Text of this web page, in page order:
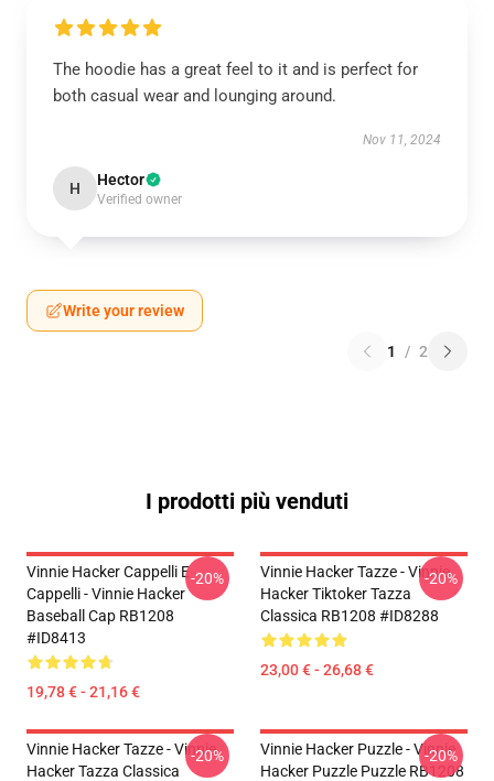
The hoodie has a great feel to it and is perfect for
both casual wear and lounging around.
Nov 11, 2024
H Hector
Verified owner
Write your review
1 / 2
I prodotti più venduti
Vinnie Hacker Cappelli E
Cappelli - Vinnie Hacker
Baseball Cap RB1208
#ID8413
19,78 € - 21,16 €
-20%
Vinnie Hacker Tazze - Vinnie
Hacker Tiktoker Tazza
Classica RB1208 #ID8288
23,00 € - 26,68 €
-20%
Vinnie Hacker Tazze - Vinnie
Hacker Tazza Classica
-20%
Vinnie Hacker Puzzle - Vinnie
Hacker Puzzle Puzzle RB1208
-20%